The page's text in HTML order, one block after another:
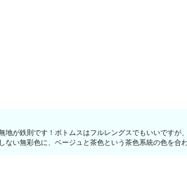
地が鉄則です！ボトムスはフルレングスでもいいです
ない無彩色に、ベージュと茶色という茶色系統の色を合